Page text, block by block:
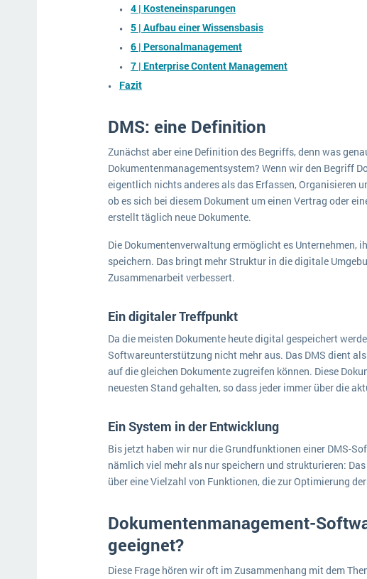
4 | Kosteneinsparungen
5 | Aufbau einer Wissensbasis
6 | Personalmanagement
7 | Enterprise Content Management
Fazit
DMS: eine Definition
Zunächst aber eine Definition des Begriffs, denn was
Dokumentenmanagementsystem? Wenn wir den Begriff
eigentlich nichts anderes als das Erfassen, Organisieren
ob es sich bei diesem Dokument um einen Vertrag oder
erstellt täglich neue Dokumente.
Die Dokumentenverwaltung ermöglicht es Unternehmen,
speichern. Das bringt mehr Struktur in die digitale
Zusammenarbeit verbessert.
Ein digitaler Treffpunkt
Da die meisten Dokumente heute digital gespeichert
Softwareunterstützung nicht mehr aus. Das DMS dient
auf die gleichen Dokumente zugreifen können. Diese
neuesten Stand gehalten, so dass jeder immer über die
Ein System in der Entwicklung
Bis jetzt haben wir nur die Grundfunktionen einer DMS-
nämlich viel mehr als nur speichern und strukturieren:
über eine Vielzahl von Funktionen, die zur Optimierung
Dokumentenmanagement-
geeignet?
Diese Frage hören wir oft im Zusammenhang mit dem